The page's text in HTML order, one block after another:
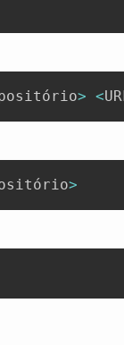
> <
>